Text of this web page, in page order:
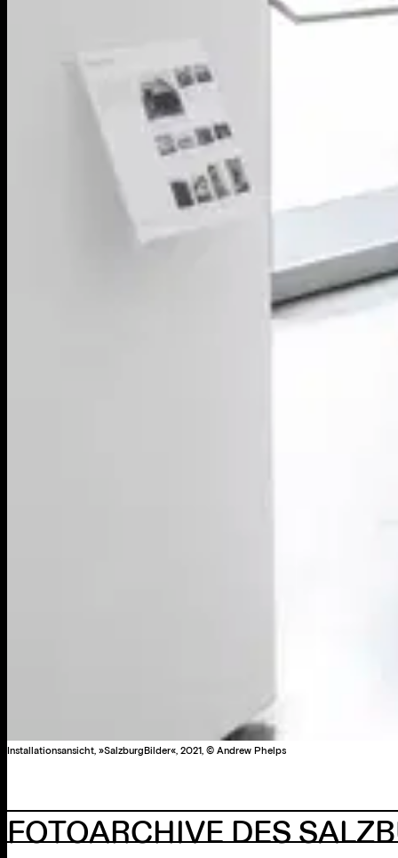
Installationsansicht, »SalzburgBilder«, 2021, © Andrew Phelps
FOTOARCHIVE DES